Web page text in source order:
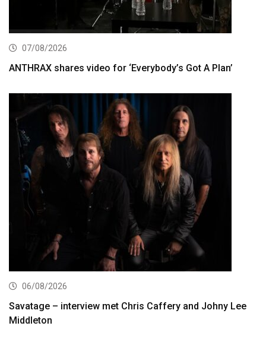
07/08/2026
ANTHRAX shares video for ‘Everybody’s Got A Plan’
06/08/2026
Savatage – interview met Chris Caffery and Johny Lee
Middleton